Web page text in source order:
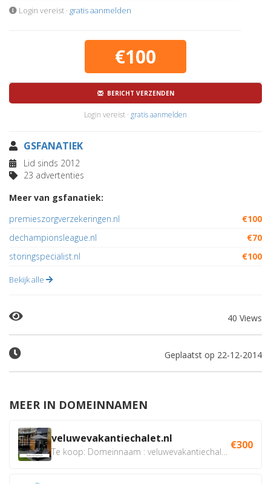
Login vereist · gratis aanmelden
€100
BERICHT VERZENDEN
Login vereist · gratis aanmelden
GSFANATIEK
Lid sinds 2012
23 advertenties
Meer van gsfanatiek:
premieszorgverzekeringen.nl
€100
dechampionsleague.nl
€70
storingspecialist.nl
€100
Bekijk alle
40 Views
Geplaatst op 22-12-2014
MEER IN DOMEINNAMEN
veluwevakantiechalet.nl €300